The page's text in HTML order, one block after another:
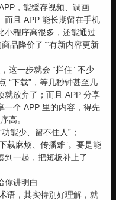
，能缓存视频、调画
而且 APP 能长期留在手机
小程序高很多，还能通过
品降价了”“有新内容更新
这一步就会 “拦住” 不少
“下载”，等几秒钟甚至几
就放弃了；而且 APP 分享
一个 APP 里的内容，得先
高。
能少、留不住人”；
载麻烦、传播难”。要是能
到一起，把短板补上了
你讲明白
语，其实特别好理解，就